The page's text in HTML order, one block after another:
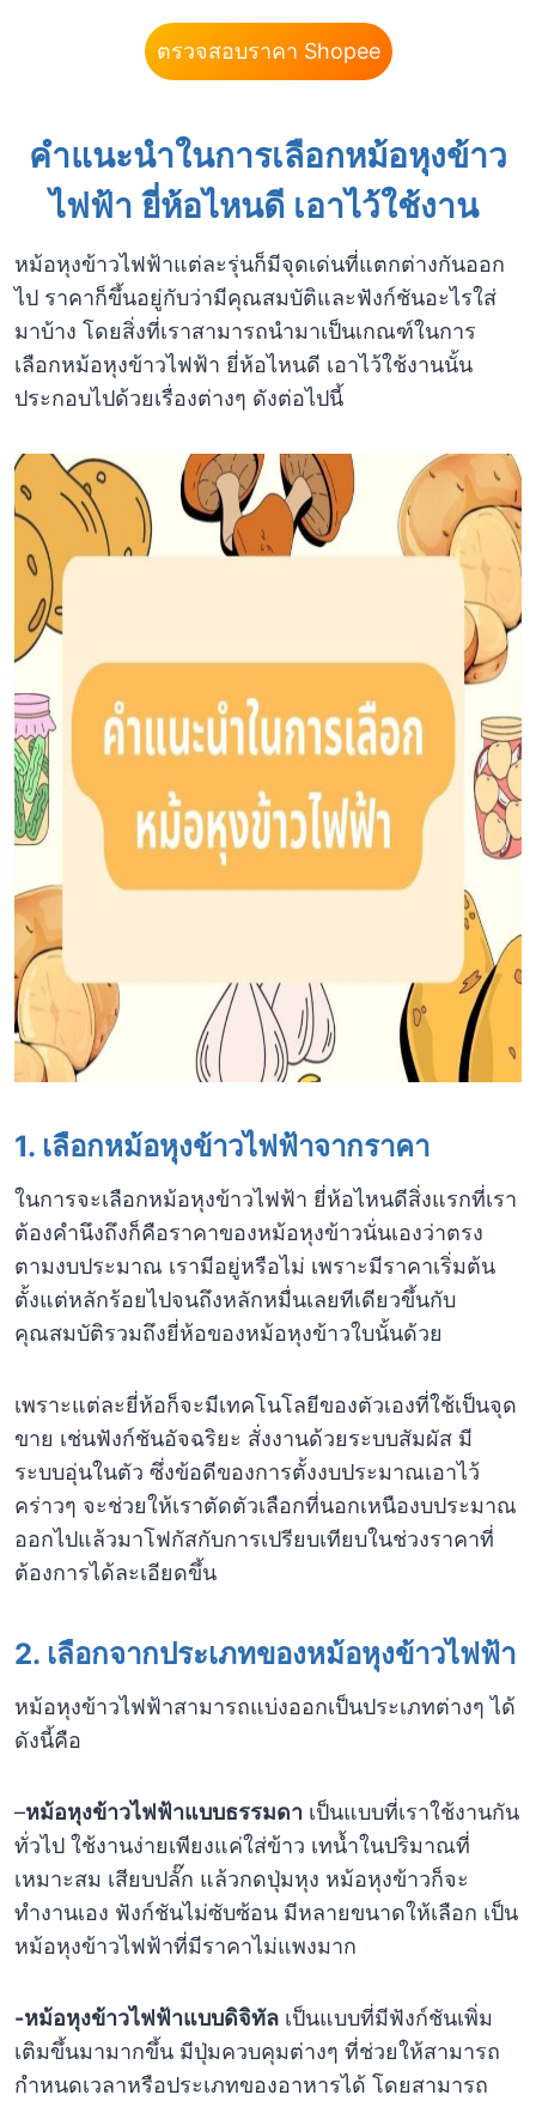
ตรวจสอบราคา Shopee
คำแนะนำในการเลือกหม้อหุงข้าว
ไฟฟ้า ยี่ห้อไหนดี เอาไว้ใช้งาน
หม้อหุงข้าวไฟฟ้าแต่ละรุ่นก็มีจุดเด่นที่แตกต่างกันออก
ไป ราคาก็ขึ้นอยู่กับว่ามีคุณสมบัติและฟังก์ชันอะไรใส่
มาบ้าง โดยสิ่งที่เราสามารถนำมาเป็นเกณฑ์ในการ
เลือกหม้อหุงข้าวไฟฟ้า ยี่ห้อไหนดี เอาไว้ใช้งานนั้น
ประกอบไปด้วยเรื่องต่างๆ ดังต่อไปนี้
1. เลือกหม้อหุงข้าวไฟฟ้าจากราคา
ในการจะเลือกหม้อหุงข้าวไฟฟ้า ยี่ห้อไหนดีสิ่งแรกที่เรา
ต้องคำนึงถึงก็คือราคาของหม้อหุงข้าวนั่นเองว่าตรง
ตามงบประมาณ เรามีอยู่หรือไม่ เพราะมีราคาเริ่มต้น
ตั้งแต่หลักร้อยไปจนถึงหลักหมื่นเลยทีเดียวขึ้นกับ
คุณสมบัติรวมถึงยี่ห้อของหม้อหุงข้าวใบนั้นด้วย
เพราะแต่ละยี่ห้อก็จะมีเทคโนโลยีของตัวเองที่ใช้เป็นจุด
ขาย เช่นฟังก์ชันอัจฉริยะ สั่งงานด้วยระบบสัมผัส มี
ระบบอุ่นในตัว ซึ่งข้อดีของการตั้งงบประมาณเอาไว้
คร่าวๆ จะช่วยให้เราตัดตัวเลือกที่นอกเหนืองบประมาณ
ออกไปแล้วมาโฟกัสกับการเปรียบเทียบในช่วงราคาที่
ต้องการได้ละเอียดขึ้น
2. เลือกจากประเภทของหม้อหุงข้าวไฟฟ้า
หม้อหุงข้าวไฟฟ้าสามารถแบ่งออกเป็นประเภทต่างๆ ได้
ดังนี้คือ
–หม้อหุงข้าวไฟฟ้าแบบธรรมดา เป็นแบบที่เราใช้งานกัน
ทั่วไป ใช้งานง่ายเพียงแค่ใส่ข้าว เทน้ำในปริมาณที่
เหมาะสม เสียบปลั๊ก แล้วกดปุ่มหุง หม้อหุงข้าวก็จะ
ทำงานเอง ฟังก์ชันไม่ซับซ้อน มีหลายขนาดให้เลือก เป็น
หม้อหุงข้าวไฟฟ้าที่มีราคาไม่แพงมาก
-หม้อหุงข้าวไฟฟ้าแบบดิจิทัล เป็นแบบที่มีฟังก์ชันเพิ่ม
เติมขึ้นมามากขึ้น มีปุ่มควบคุมต่างๆ ที่ช่วยให้สามารถ
กำหนดเวลาหรือประเภทของอาหารได้ โดยสามารถ